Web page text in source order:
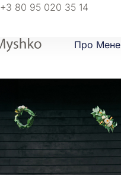
+3 80 95 020 35 14
Про Мене